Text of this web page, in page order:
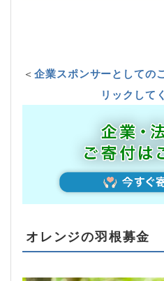
＜企業スポンサーとしての
リックして
オレンジの羽根募金